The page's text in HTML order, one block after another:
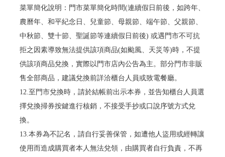
菜單簡化說明：門市菜單簡化時間(連續假日前後，如跨年、
農曆年、和平紀念日、兒童節、母親節、端午節、父親節、
中秋節、雙十節、聖誕節等連續假日前後) 或遇門市不可抗
拒之因素導致無法提供該項商品(如颱風、天災等)時，不提
供該項商品兌換，實際以門市店內公告為主。部分門市非販
售全部商品，建議兌換前詳洽櫃台人員或致電餐廳。
12.至門市兌換時，請於結帳前出示本券，並告知櫃台人員選
擇兌換掃券按鍵進行核銷，不接受手抄或口說序號方式兌
換。
13.本券為不記名，請自行妥善保管，如遭他人盜用或經轉讓
使用而造成購買者本人無法兌領，由購買者自行負責，不再